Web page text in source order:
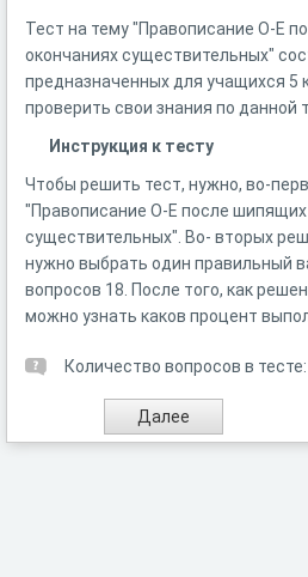
Тест на тему "Правописание О-Е
окончаниях существительных"
предназначенных для учащихся
проверить свои знания по данной
Инструкция к тесту
Чтобы решить тест, нужно, во-
"Правописание О-Е после шипящих
существительных". Во- вторых
нужно выбрать один правильный
вопросов 18. После того, как
можно узнать каков процент
Количество вопросов в тесте: